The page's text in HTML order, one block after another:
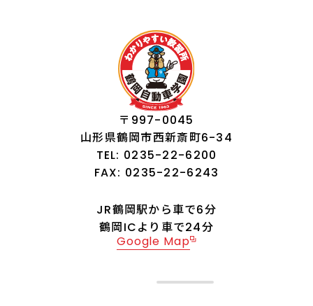
〒997-0045
山形県鶴岡市西新斎町6-34
TEL: 0235-22-6200
FAX: 0235-22-6243
JR鶴岡駅から車で6分
鶴岡ICより車で24分
Google Map